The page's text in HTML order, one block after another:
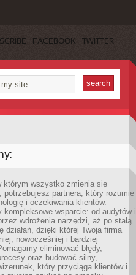
FACEBOOK TWITTER
którym wszystko zmienia się
potrzebujesz partnera, który rozumie
i oczekiwania klientów.
kompleksowe wsparcie: od audytów i
wdrożenia narzędzi, aż po stałą
działań, dzięki której Twoja firma
nowocześniej i bardziej
eliminować błędy,
oraz budować silny,
który przyciąga klientów i